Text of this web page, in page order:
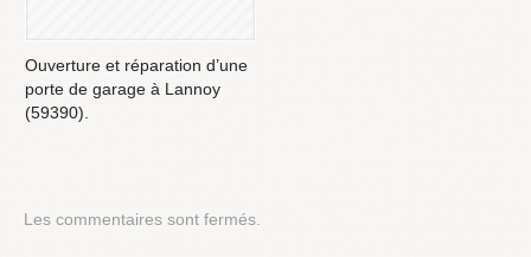
Ouverture et réparation d’une
porte de garage à Lannoy
(59390).
Les commentaires sont fermés.